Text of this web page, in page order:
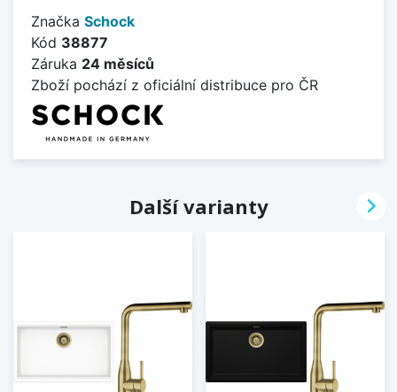
Značka Schock
Kód 38877
Záruka 24 měsíců
Zboží pochází z oficiální distribuce pro ČR
Další varianty 